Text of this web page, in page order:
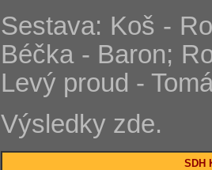
Sestava: Koš -
Béčka - Baron;
Levý proud -
Výsledky zde.
SDH